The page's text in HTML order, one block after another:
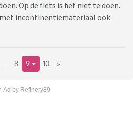
Op de fiets is het niet te doen.
met incontinentiemateriaal ook
8 9 10 »
Ad by Refinery89